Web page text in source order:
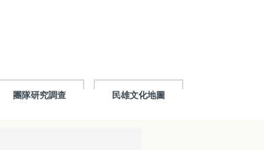
團隊研究調查 民雄文化地圖